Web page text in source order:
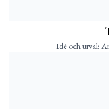
Idé och urval: